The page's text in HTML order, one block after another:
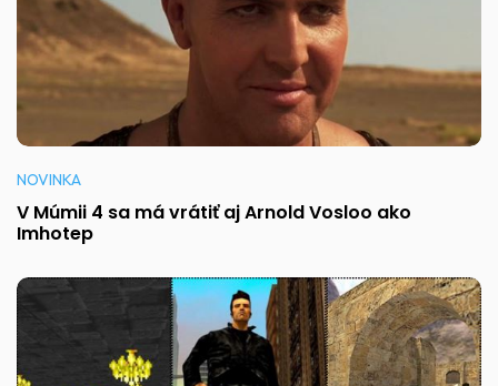
NOVINKA
V Múmii 4 sa má vrátiť aj Arnold Vosloo ako
Imhotep